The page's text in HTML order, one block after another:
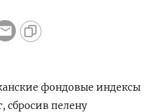
фондовые индексы
сбросив пелену